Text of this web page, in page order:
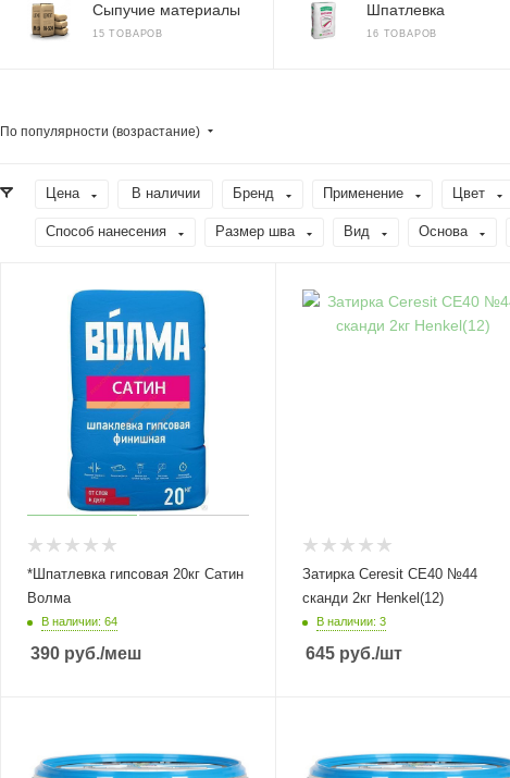
Сыпучие материалы
15 ТОВАРОВ
Шпатлевка
16 ТОВАРОВ
По популярности (возрастание)
Цена В наличии Бренд Применение Цвет
Способ нанесения Размер шва Вид Основа
*Шпатлевка гипсовая 20кг Сатин
Волма
В наличии: 64
390 руб./меш
Затирка Ceresit СЕ40 №44
сканди 2кг Henkel(12)
В наличии: 3
645 руб./шт